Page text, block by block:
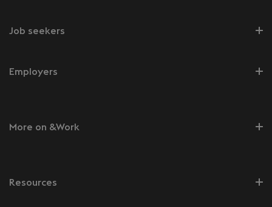
Job seekers
Employers
More on &Work
Resources